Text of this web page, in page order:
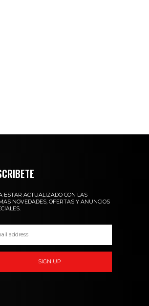
ESTAR ACTUALIZADO CON LAS
NOVEDADES, OFERTAS Y ANUNCIOS
SIGN UP